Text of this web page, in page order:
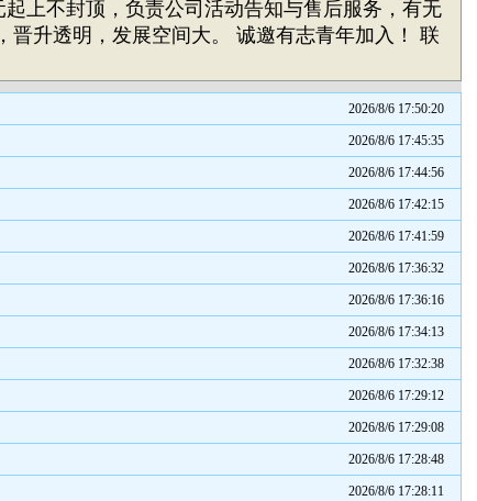
上不封顶，负责公司活动告知与售后服务，有无
晋升透明，发展空间大。 诚邀有志青年加入！ 联
2026/8/6 17:50:20
2026/8/6 17:45:35
2026/8/6 17:44:56
2026/8/6 17:42:15
2026/8/6 17:41:59
2026/8/6 17:36:32
2026/8/6 17:36:16
2026/8/6 17:34:13
2026/8/6 17:32:38
2026/8/6 17:29:12
2026/8/6 17:29:08
2026/8/6 17:28:48
2026/8/6 17:28:11